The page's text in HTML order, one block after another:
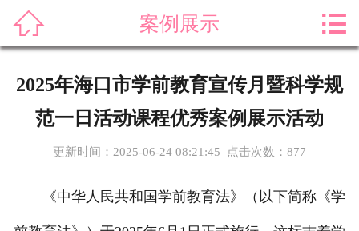
新闻资讯
案例展示
 案例展示 
2025年海口市学前教育宣传月暨科学规
范一日活动课程优秀案例展示活动
更新时间：2025-06-24 08:21:45 点击次数： 877
《中华人民共和国学前教育法》（以下简称《学